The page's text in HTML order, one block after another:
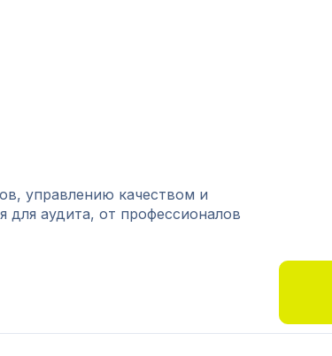
управлению качеством и
аудита, от профессионалов